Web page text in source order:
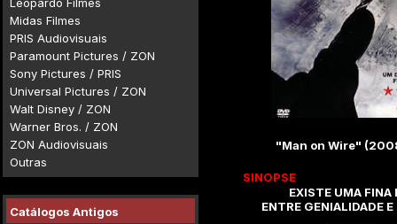
Midas Filmes
PRIS Audiovisuais
Paramount Pictures / ZON
Sony Pictures / PRIS
Universal Pictures / ZON
Walt Disney / ZON
Warner Bros. / ZON
ZON Audiovisuais
Outras
Catálogos Antigos
"Man on Wire"
SINOPSE
EXISTE UMA FINA
ENTRE GENIALIDADE